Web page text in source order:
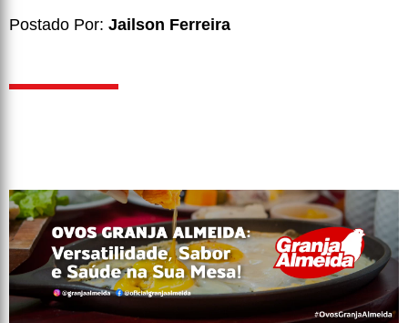
Postado Por: Jailson Ferreira